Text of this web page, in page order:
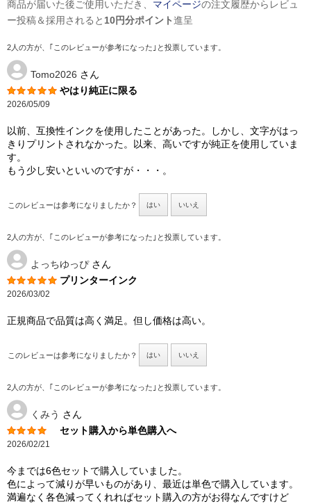
商品が届いた後ご使用いただき、 マイページの注文履歴からレビュ
ー投稿＆採用されると 10円分ポイント進呈
2人の方が、｢このレビューが参考になった｣と投票しています。
Tomo2026 さん
やはり純正に限る
2026/05/09
以前、互換性インクを使用したことがあった。しかし、文字がはっ
きりプリントされなかった。以来、高いですが純正を使用していま
す。
もう少し安いといいのですが・・・。
このレビューは参考になりましたか？ はい いいえ
2人の方が、｢このレビューが参考になった｣と投票しています。
よっちゆっぴさん
プリンターインク
2026/03/02
正規商品で品質は高く満足。但し価格は高い。
このレビューは参考になりましたか？ はい いいえ
2人の方が、｢このレビューが参考になった｣と投票しています。
くみう さん
セット購入から単色購入へ
2026/02/21
今までは6色セットで購入していました。
色によって減りが早いものがあり、最近は単色で購入しています。
満遍なく各色減ってくれればセット購入の方がお得なんですけど